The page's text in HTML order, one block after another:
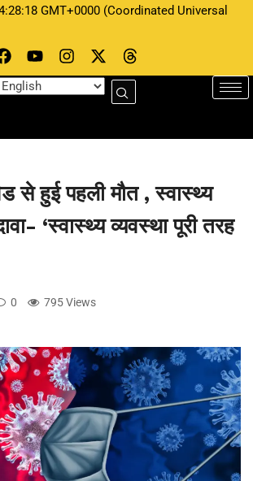
GMT+0000 (Coordinated Universal
से हुई पहली मौत , स्वास्थ्य
‘स्वास्थ्य व्यवस्था पूरी तरह
0 795 Views